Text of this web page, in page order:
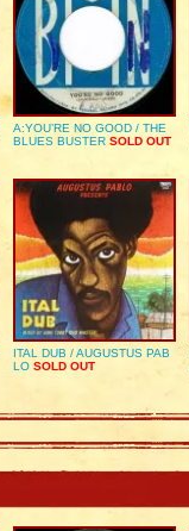
A:YOU’RE NO GOOD / THE
BLUES BUSTER SOLD OUT
ITAL DUB / AUGUSTUS PAB
LO SOLD OUT